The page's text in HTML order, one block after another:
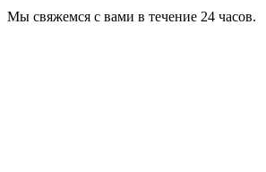
Мы свяжемся с вами в течение 24 часов.